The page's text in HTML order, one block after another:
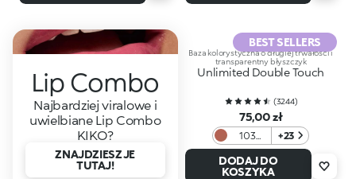
Lip Combo
Najbardziej viralowe i
uwielbiane Lip Combo
KIKO?
ZNAJDZIESZ JE
TUTAJ!
BEST SELLERS
Baza kolorystyczna o długiej trwałości i
transparentny błyszczyk
Unlimited Double Touch
(3244)
75,00 zł
103
Natural
Rose
+23
DODAJ DO
KOSZYKA